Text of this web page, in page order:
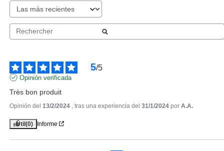
CLARINS SOLAR AGUA EN
5/5
Opinión verificada
Très bon produit
Opinión del 13/2/2024 , tras una experiencia del 31/1/2024 por A.A.
Útil (0) Informe